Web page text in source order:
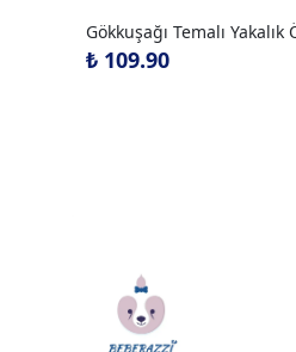
Gökkuşağı Temalı Yakalık
₺ 109.90